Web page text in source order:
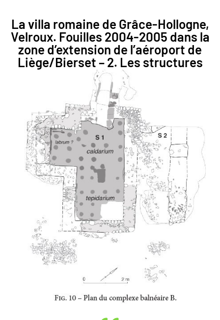
La villa romaine de Grâce-Hollogne,
Velroux. Fouilles 2004-2005 dans la
zone d’extension de l’aéroport de
Liège/Bierset – 2. Les structures